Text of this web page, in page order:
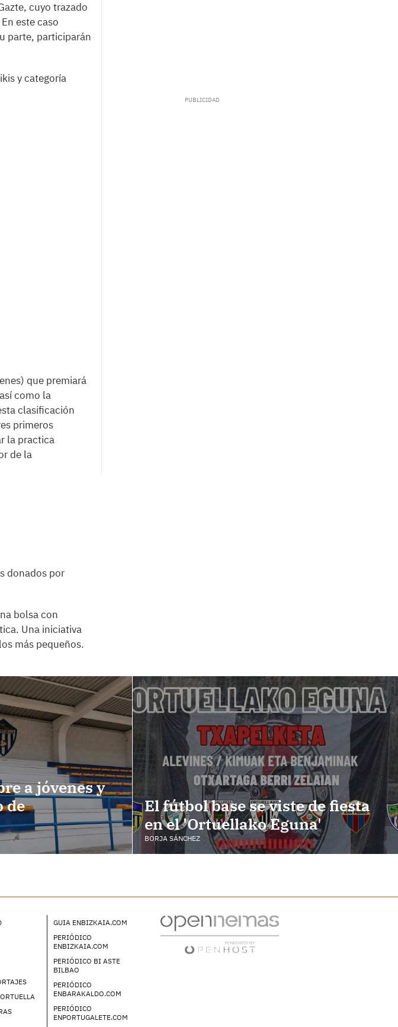
cuyo trazado
este caso
parte, participarán
y categoría
que premiará
como la
clasificación
primeros
la practica
de la
donados por
bolsa con
Una iniciativa
más pequeños.
a jóvenes y
de
El fútbol base se viste de fiesta
en el 'Ortuellako Eguna'
BORJA SÁNCHEZ
GUIA ENBIZKAIA.COM
PERIÓDICO
ENBIZKAIA.COM
PERIÓDICO BI ASTE
BILBAO
PERIÓDICO
ENBARAKALDO.COM
PERIÓDICO
ENPORTUGALETE.COM